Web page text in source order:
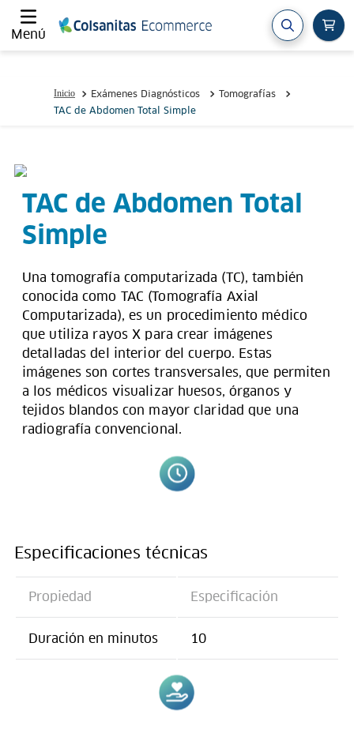
Menú
Exámenes Diagnósticos
Tomografías
TAC de Abdomen Total Simple
TAC de Abdomen Total
Simple
Una tomografía computarizada (TC), también
conocida como TAC (Tomografía Axial
Computarizada), es un procedimiento médico
que utiliza rayos X para crear imágenes
detalladas del interior del cuerpo. Estas
imágenes son cortes transversales, que permiten
a los médicos visualizar huesos, órganos y
tejidos blandos con mayor claridad que una
radiografía convencional.
Especificaciones técnicas
Propiedad Especificación
Duración en minutos 10